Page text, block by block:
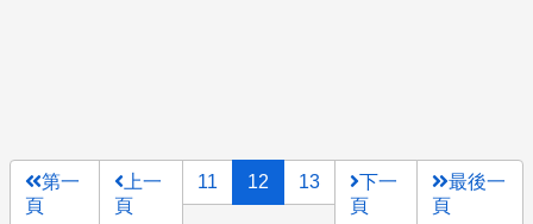
第一
頁
上一
頁
11 12 13
下一
頁
最後一
頁